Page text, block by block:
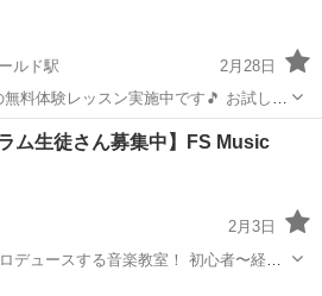
ルド駅
2月28日
験レッスン実施中です🎵 お試しで
drum.c...
スワールド駅 ドラム
ム生徒さん募集中】FS Music
2月3日
デュースする音楽教室！ 初心者〜経験